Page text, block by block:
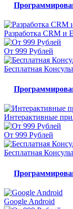
Разработка CRM и
От 999 Рублей
Бесплатная
Интерактивные
От 999 Рублей
Бесплатная
Google Android